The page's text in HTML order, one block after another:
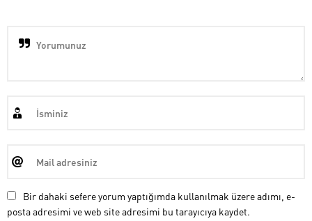
Bir dahaki sefere yorum yaptığımda kullanılmak üzere adımı, e-
posta adresimi ve web site adresimi bu tarayıcıya kaydet.